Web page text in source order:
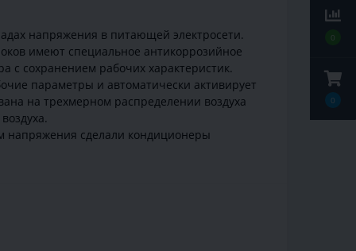
0
0
напряжения в питающей электросети.
имеют специальное антикоррозийное
сохранением рабочих характеристик.
параметры и автоматически активирует
на трехмерном распределении воздуха
напряжения сделали кондиционеры